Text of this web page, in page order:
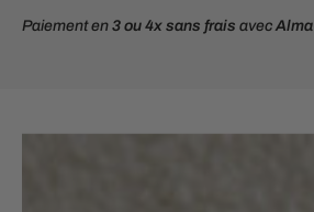
Paiement en 3 ou 4x sans frais avecAlma
à